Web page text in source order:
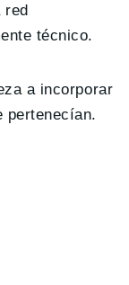
red
técnico.
a incorporar
pertenecían.